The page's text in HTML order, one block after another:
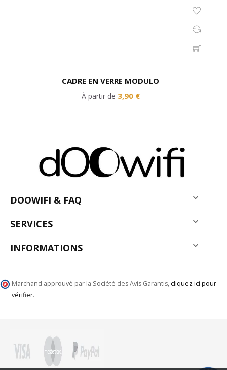
CADRE EN VERRE MODULO
À partir de 3,90 €
DOOWIFI & FAQ 
SERVICES 
INFORMATIONS 
Marchand approuvé par la Société des Avis Garantis, cliquez ici pour
vérifier.